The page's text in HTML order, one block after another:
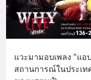
แวะมามอบเพลง "แอ
สถานการณ์ในประเ